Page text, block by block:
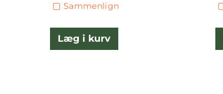
Sammenlign
Læg i kurv